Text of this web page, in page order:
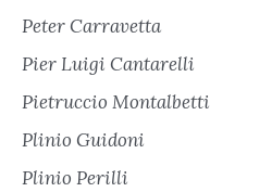
Peter Carravetta
Pier Luigi Cantarelli
Pietruccio Montalbetti
Plinio Guidoni
Plinio Perilli